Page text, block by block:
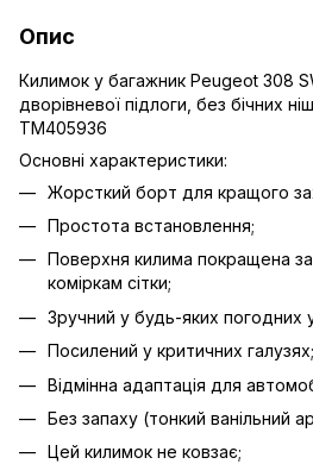
Опис
Килимок у багажник Peugeot 308
дворівневої підлоги, без бічних
TM405936
Основні характеристики:
Жорсткий борт для кращого
Простота встановлення;
Поверхня килима покращена
коміркам сітки;
Зручний у будь-яких погодних
Посилений у критичних галузях;
Відмінна адаптація для
Без запаху (тонкий ванільний
Цей килимок не ковзає;